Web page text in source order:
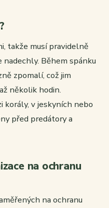
takže musí pravidelně
Během spánku
zpomalí, což jim
několik hodin.
korály, v jeskyních nebo
před predátory a
na ochranu
na ochranu